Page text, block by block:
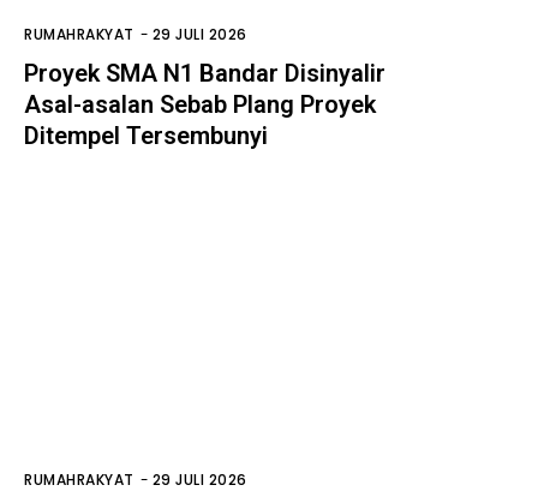
RUMAHRAKYAT - 29 JULI 2026
Proyek SMA N1 Bandar Disinyalir
Asal-asalan Sebab Plang Proyek
Ditempel Tersembunyi
RUMAHRAKYAT - 29 JULI 2026